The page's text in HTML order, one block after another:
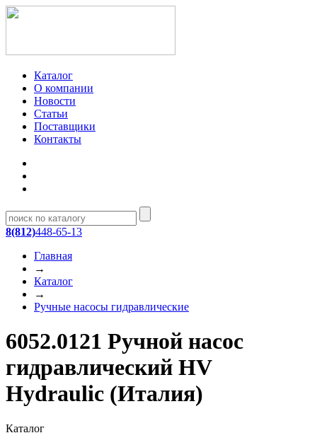
Каталог
О компании
Новости
Статьи
Поставщики
Контакты
8(812)448-65-13
Главная
→
Каталог
→
Ручные насосы гидравлические
6052.0121 Ручной насос
гидравлический HV
Hydraulic (Италия)
Каталог